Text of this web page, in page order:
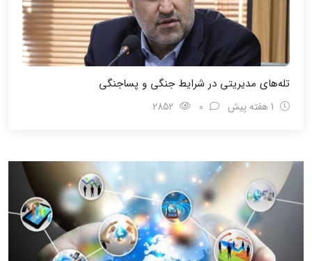
تله‌های مدیریتی در شرایط جنگی و پسا‌جنگی